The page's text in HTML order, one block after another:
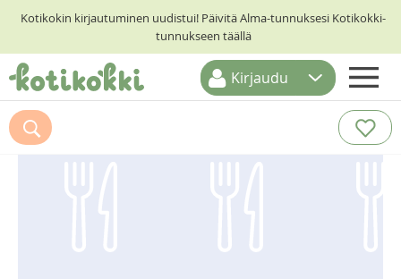
Kotikokin kirjautuminen uudistui! Päivitä Alma-tunnuksesi Kotikokki-
tunnukseen täällä
ETUSIVU
RESEPTIHAKU
Kirjaudu
Suosittelemme myös